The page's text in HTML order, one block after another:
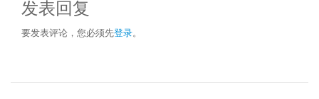
发表回复
要发表评论，您必须先登录。